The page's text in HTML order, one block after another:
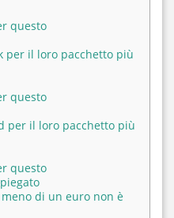
questo
per il loro pacchetto più
questo
per il loro pacchetto più
questo
di un euro non è